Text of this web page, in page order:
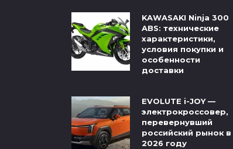
KAWASAKI Ninja 300
ABS: технические
характеристики,
условия покупки и
особенности
доставки
EVOLUTE i-JOY —
электрокроссовер,
перевернувший
российский рынок в
2026 году